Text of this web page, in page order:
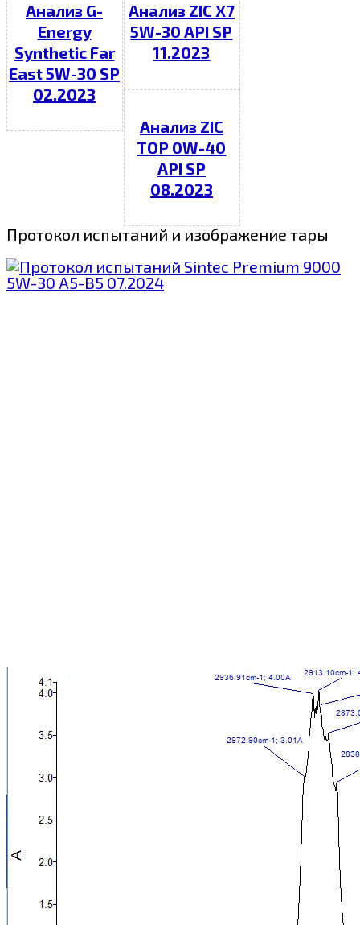
Анализ G-
Energy
Synthetic Far
East 5W-30 SP
02.2023
Анализ ZIC X7
5W-30 API SP
11.2023
Анализ ZIC
TOP 0W-40
API SP
08.2023
Протокол испытаний и изображение тары